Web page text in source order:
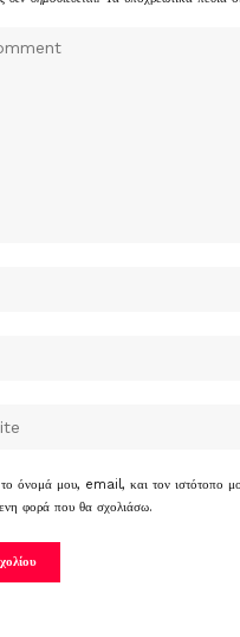
όνομά μου, email, και τον ιστότοπο
φορά που θα σχολιάσω.